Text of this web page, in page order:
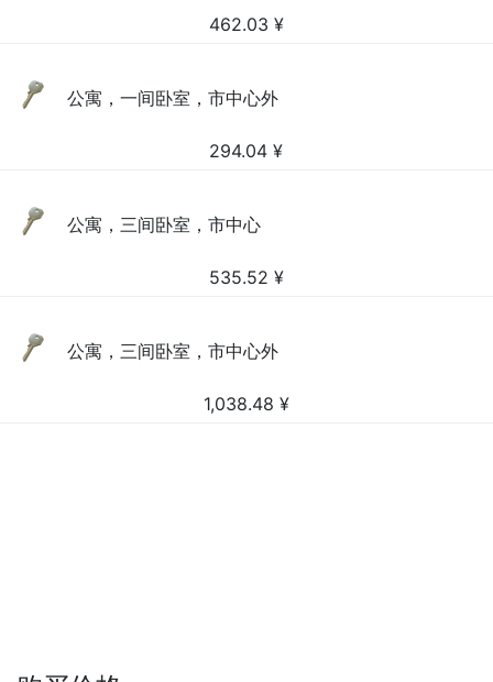
462.03 ¥
公寓，一间卧室，市中心外
294.04 ¥
公寓，三间卧室，市中心
535.52 ¥
公寓，三间卧室，市中心外
1,038.48 ¥